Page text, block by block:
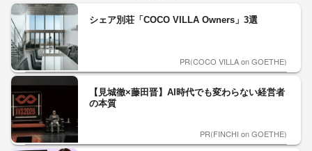
シェア別荘「COCO VILLA Owners」3選
PR(COCO VILLA on GOETHE)
【見城徹×藤田晋】AI時代でも変わらない経営者
の本質
PR(FINCHI on GOETHE)